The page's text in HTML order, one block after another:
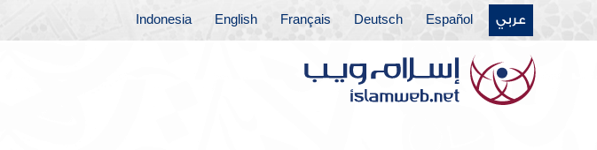
عربي Español
Deutsch
Français
English
Indonesia